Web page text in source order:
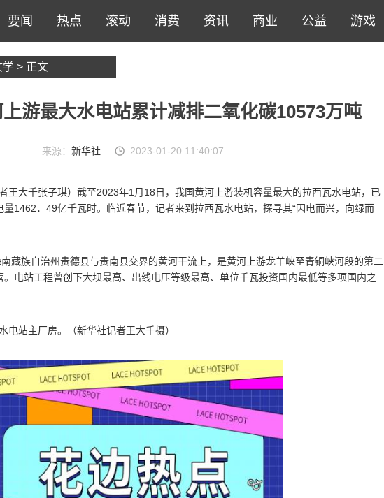
要闻 热点 滚动 消费 资讯 商业 公益 游戏
学 > 正文
游最大水电站累计减排二氧化碳10573万吨
来源： 新华社 2023-01-20 11:40:07
王大千张子琪）截至2023年1月18日，我国黄河上游装机容量最大的拉西瓦水电站，已
1462．49亿千瓦时。临近春节，记者来到拉西瓦水电站，探寻其“因电而兴，向绿而
藏族自治州贵德县与贵南县交界的黄河干流上，是黄河上游龙羊峡至青铜峡河段的第二
电站工程曾创下大坝最高、出线电压等级最高、单位千瓦投资国内最低等多项国内之
电站主厂房。（新华社记者王大千摄）